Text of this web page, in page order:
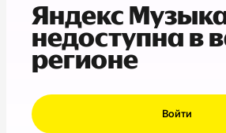
Яндекс
недоступна в
регионе
Войти